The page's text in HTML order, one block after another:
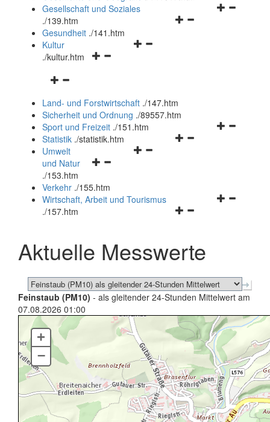
schließen
Navigationsmenü
Gesellschaft und Soziales
./139.htm
Navigationsmenü
Gesundheit ./141.htm
Navigationsmenü
Kultur
./kultur.htm
Navigationsmenü
und
schließen
Land- und Forstwirtschaft ./147.htm
Sicherheit und Ordnung ./89557.htm
Navigationsmenü
Sport und Freizeit ./151.htm
Navigationsmenü
Statistik ./statistik.htm
Navigationsmenü
und
schließen
Umwelt
und Natur
./153.htm
Verkehr ./155.htm
Navigationsmenü
schließen
Wirtschaft, Arbeit und Tourismus
./157.htm
Aktuelle Messwerte
Feinstaub (PM10) - als gleitender 24-Stunden Mittelwert am
07.08.2026 01:00
+
–